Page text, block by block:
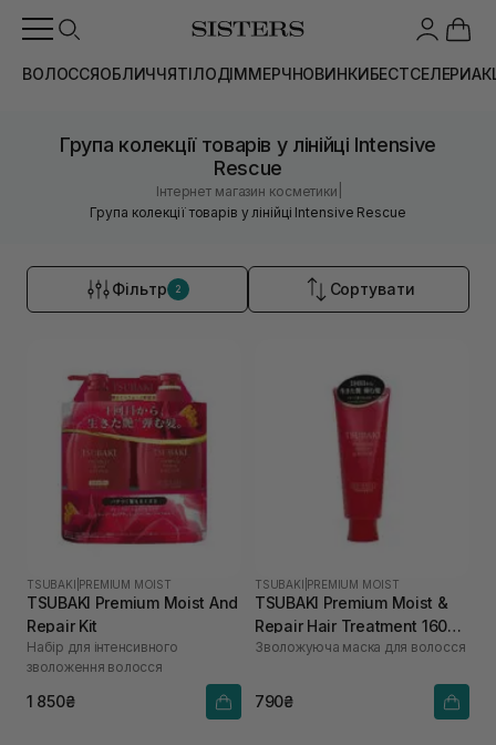
ВОЛОССЯОБЛИЧЧЯТІЛОДІММЕРЧНОВИНКИБЕСТСЕЛЕРИ
Група колекції товарів у лінійці Intensive
Rescue
Інтернет магазин косметики
Група колекції товарів у лінійці Intensive Rescue
Фільтр 2 Сортувати
TSUBAKI PREMIUM MOIST
TSUBAKI Premium Moist And
Repair Kit
Набір для інтенсивного
зволоження волосся
1 850₴
TSUBAKI PREMIUM MOIST
TSUBAKI Premium Moist &
Repair Hair Treatment 160
мл
Зволожуюча маска для волосся
790₴